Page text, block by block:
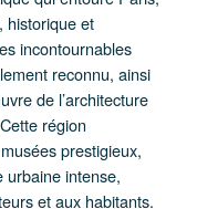
historique et
incontournables
reconnu, ainsi
de l’architecture
région
prestigieux,
urbaine intense,
et aux habitants.